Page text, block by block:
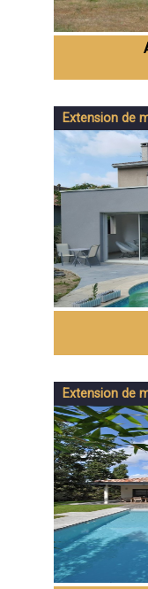
Extension de
Extension de